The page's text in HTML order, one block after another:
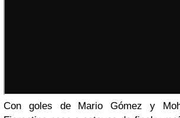
Con goles de Mario Gómez y